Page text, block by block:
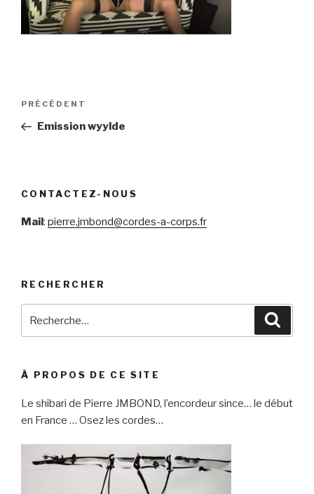
Navigation
l’article
Article
précédent
PRÉCÉDENT
Emission wyylde
CONTACTEZ-NOUS
Mail : pierre.jmbond@cordes-a-corps.fr
RECHERCHER
À PROPOS DE CE SITE
Le shibari de Pierre JMBOND, l’encordeur since… le début
en France … Osez les cordes…